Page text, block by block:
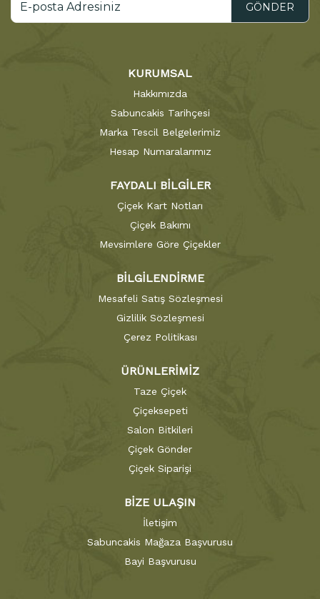
GÖNDER
KURUMSAL
Hakkımızda
Sabuncakis Tarihçesi
Marka Tescil Belgelerimiz
Hesap Numaralarımız
FAYDALI BİLGİLER
Çiçek Kart Notları
Çiçek Bakımı
Mevsimlere Göre Çiçekler
BİLGİLENDİRME
Mesafeli Satış Sözleşmesi
Gizlilik Sözleşmesi
Çerez Politikası
ÜRÜNLERİMİZ
Taze Çiçek
Çiçeksepeti
Salon Bitkileri
Çiçek Gönder
Çiçek Siparişi
BİZE ULAŞIN
İletişim
Sabuncakis Mağaza Başvurusu
Bayi Başvurusu